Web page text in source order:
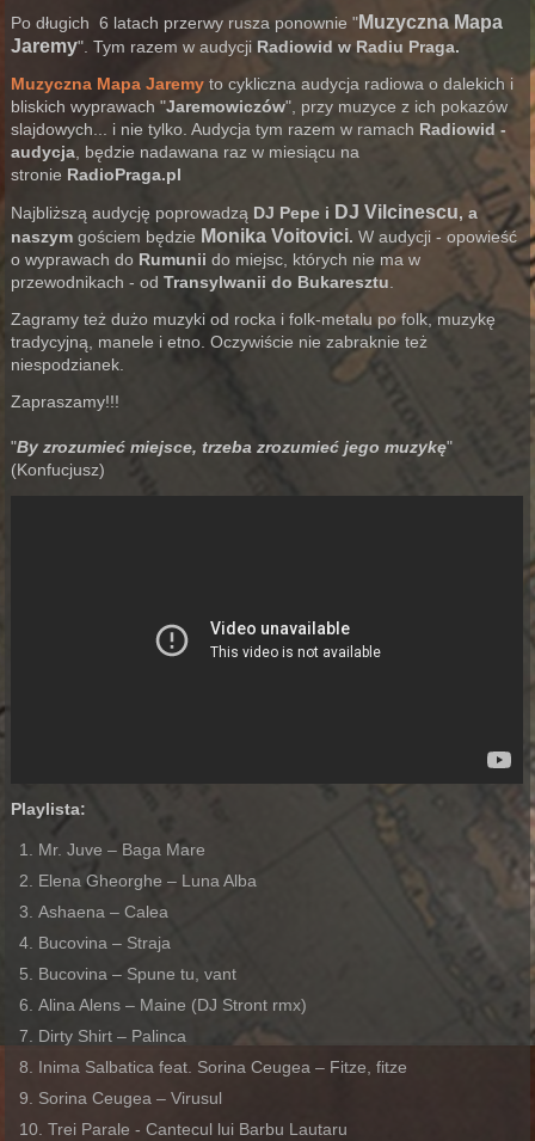
Po długich 6 latach przerwy rusza ponownie "Muzyczna Mapa
Jaremy". Tym razem w audycji Radiowid w Radiu Praga.
Muzyczna Mapa Jaremy to cykliczna audycja radiowa o dalekich i
bliskich wyprawach "Jaremowiczów", przy muzyce z ich pokazów
slajdowych... i nie tylko. Audycja tym razem w ramach Radiowid -
audycja , będzie nadawana raz w miesiącu na
stronie RadioPraga.pl
Najbliższą audycję poprowadzą DJ Pepe i DJ Vilcinescu, a
naszymgościem będzie Monika Voitovici.W audycji - opowieść
o wyprawach do Rumunii do miejsc, których nie ma w
przewodnikach - odTransylwanii do Bukaresztu
Zagramy też dużo muzyki od rocka i folk-metalu po folk, muzykę
tradycyjną, manele i etno. Oczywiście nie zabraknie też
niespodzianek.
Zapraszamy!!!
"By zrozumieć miejsce, trzeba zrozumieć jego muzykę"
(Konfucjusz)
Playlista:
Mr. Juve – Baga Mare
Elena Gheorghe – Luna Alba
Ashaena – Calea
Bucovina – Straja
Bucovina – Spune tu, vant
Alina Alens – Maine (DJ Stront rmx)
Dirty Shirt – Palinca
Inima Salbatica feat. Sorina Ceugea – Fitze, fitze
Sorina Ceugea – Virusul
Trei Parale - Cantecul lui Barbu Lautaru